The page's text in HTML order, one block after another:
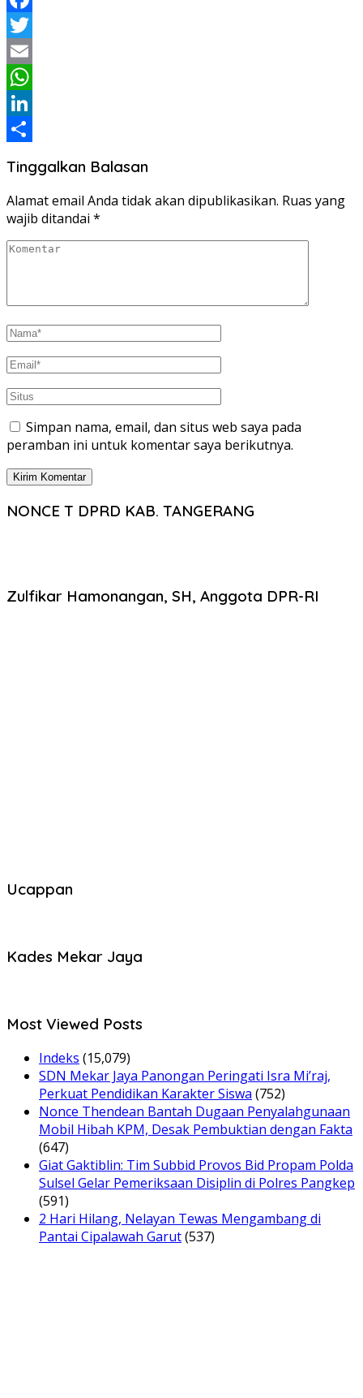
Facebook
Twitter
Email
WhatsApp
LinkedIn
Tinggalkan Balasan
Alamat email Anda tidak akan dipublikasikan. Ruas yang
wajib ditandai *
Simpan nama, email, dan situs web saya pada
peramban ini untuk komentar saya berikutnya.
NONCE T DPRD KAB. TANGERANG
Zulfikar Hamonangan, SH, Anggota DPR-RI
Ucappan
Kades Mekar Jaya
Most Viewed Posts
Indeks (15,079)
SDN Mekar Jaya Panongan Peringati Isra Mi’raj,
Perkuat Pendidikan Karakter Siswa (752)
Nonce Thendean Bantah Dugaan Penyalahgunaan
Mobil Hibah KPM, Desak Pembuktian dengan Fakta
(647)
Giat Gaktiblin: Tim Subbid Provos Bid Propam Polda
Sulsel Gelar Pemeriksaan Disiplin di Polres Pangkep
(591)
2 Hari Hilang, Nelayan Tewas Mengambang di
Pantai Cipalawah Garut(537)